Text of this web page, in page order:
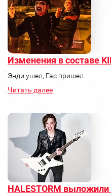
Изменения в составе
Энди ушел, Гас пришел.
Читать далее
HALESTORM